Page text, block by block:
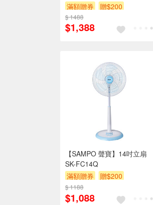
B15UYP)
滿額贈券 贈$200
$ 1488
$1,388
【SAMPO 聲寶】14吋立扇
SK-FC14Q
滿額贈券
贈$200
$ 1188
$1,088